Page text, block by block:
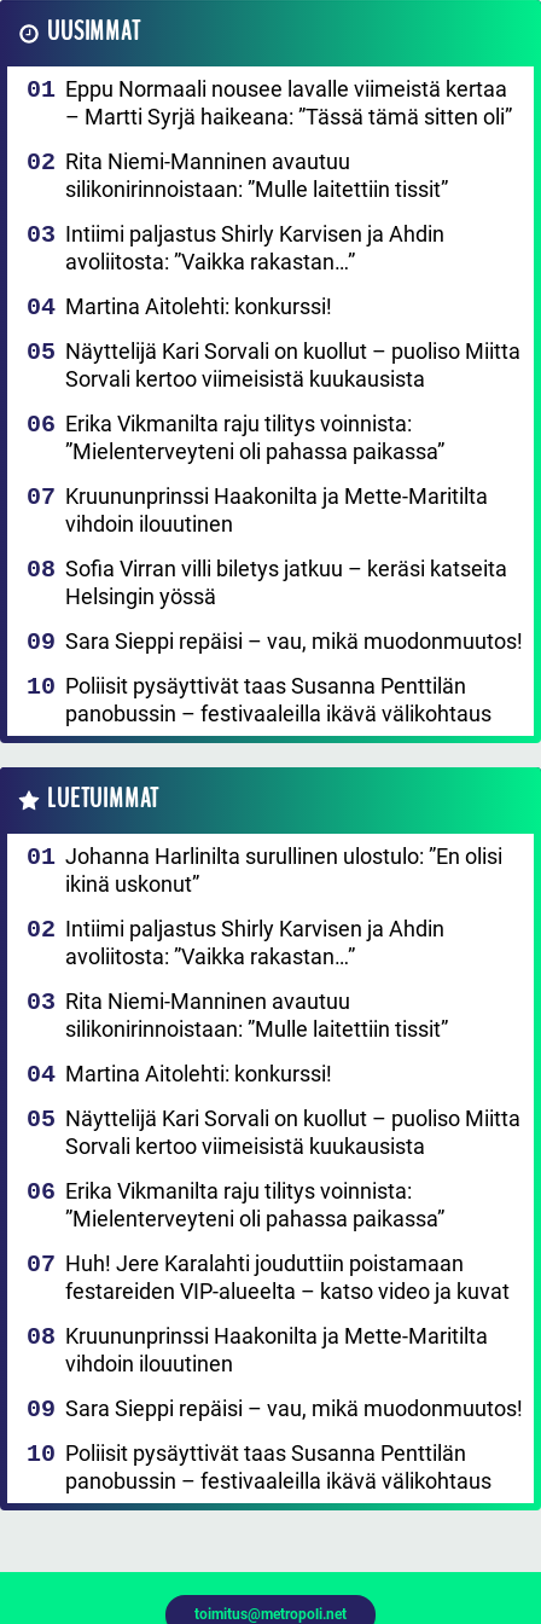
UUSIMMAT
Eppu Normaali nousee lavalle viimeistä kertaa
– Martti Syrjä haikeana: ”Tässä tämä sitten oli”
Rita Niemi-Manninen avautuu
silikonirinnoistaan: ”Mulle laitettiin tissit”
Intiimi paljastus Shirly Karvisen ja Ahdin
avoliitosta: ”Vaikka rakastan…”
Martina Aitolehti: konkurssi!
Näyttelijä Kari Sorvali on kuollut – puoliso Miitta
Sorvali kertoo viimeisistä kuukausista
Erika Vikmanilta raju tilitys voinnista:
”Mielenterveyteni oli pahassa paikassa”
Kruununprinssi Haakonilta ja Mette-Maritilta
vihdoin ilouutinen
Sofia Virran villi biletys jatkuu – keräsi katseita
Helsingin yössä
Sara Sieppi repäisi – vau, mikä muodonmuutos!
Poliisit pysäyttivät taas Susanna Penttilän
panobussin – festivaaleilla ikävä välikohtaus
LUETUIMMAT
Johanna Harlinilta surullinen ulostulo: ”En olisi
ikinä uskonut”
Intiimi paljastus Shirly Karvisen ja Ahdin
avoliitosta: ”Vaikka rakastan…”
Rita Niemi-Manninen avautuu
silikonirinnoistaan: ”Mulle laitettiin tissit”
Martina Aitolehti: konkurssi!
Näyttelijä Kari Sorvali on kuollut – puoliso Miitta
Sorvali kertoo viimeisistä kuukausista
Erika Vikmanilta raju tilitys voinnista:
”Mielenterveyteni oli pahassa paikassa”
Huh! Jere Karalahti jouduttiin poistamaan
festareiden VIP-alueelta – katso video ja kuvat
Kruununprinssi Haakonilta ja Mette-Maritilta
vihdoin ilouutinen
Sara Sieppi repäisi – vau, mikä muodonmuutos!
Poliisit pysäyttivät taas Susanna Penttilän
panobussin – festivaaleilla ikävä välikohtaus
toimitus@metropoli.net